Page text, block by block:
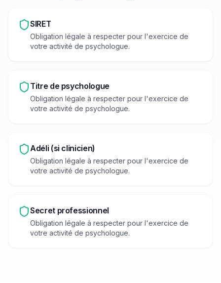
SIRET
Obligation légale à respecter pour l'exercice de
votre activité de psychologue.
Titre de psychologue
Obligation légale à respecter pour l'exercice de
votre activité de psychologue.
Adéli (si clinicien)
Obligation légale à respecter pour l'exercice de
votre activité de psychologue.
Secret professionnel
Obligation légale à respecter pour l'exercice de
votre activité de psychologue.